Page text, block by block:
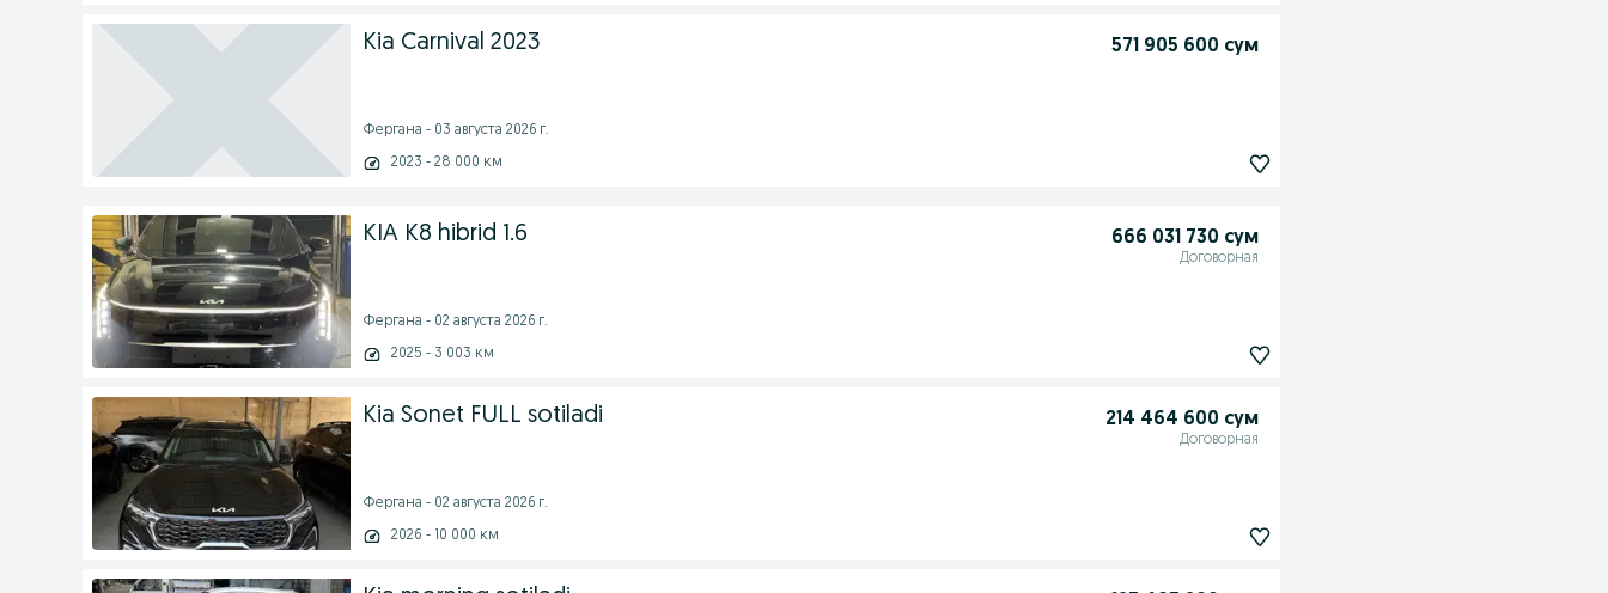
Kia Carnival 2023 571 905 600 сум
Фергана - 03 августа 2026 г.
2023 - 28 000 км
KIA K8 hibrid 1.6 666 031 730 сум
Договорная
Фергана - 02 августа 2026 г.
2025 - 3 003 км
Kia Sonet FULL sotiladi 214 464 600 сум
Договорная
Фергана - 02 августа 2026 г.
2026 - 10 000 км